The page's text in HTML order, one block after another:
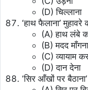
(D) चिल्लाना
‘हाथ फैलाना’
(A) हाथ लंबे
(B) मदद माँगना
(C) व्यायाम
(D) दान देना
‘सिर आँखों पर